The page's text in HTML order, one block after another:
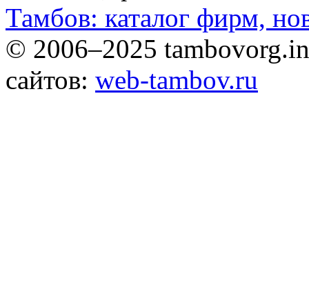
Тамбов: каталог фирм,
© 2006–2025
сайтов: web-tambov.ru